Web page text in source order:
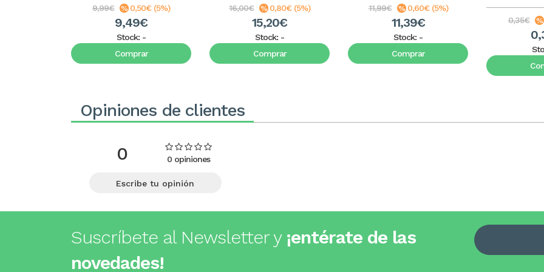
9,99€ 0,50€ (5%)
9,49€
Stock: -
Comprar
16,00€ 0,80€ (5%)
15,20€
Stock: -
Comprar
11,99€ 0,60€ (5%)
11,39€
Stock: -
Comprar
0,35€
Opiniones de clientes
0 0 opiniones
Escribe tu opinión
Suscríbete al Newsletter y ¡entérate de las
novedades!